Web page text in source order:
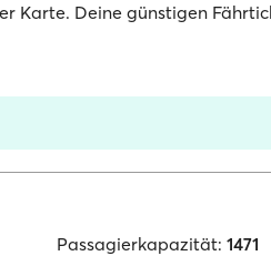
Karte. Deine günstigen
Passagierkapazität: 1471